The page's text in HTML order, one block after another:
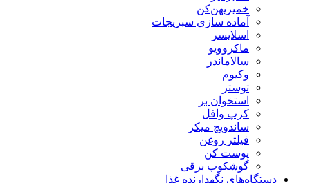
خمیر‌پهن‌کن
آماده سازی سبزیجات
اسلایسر
ماکروویو
سالاماندر
وکیوم
توستر
استخوان بر
کرپ وافل
ساندویچ میکر
فیلتر روغن
پوست کن
گوشکوب برقی
دستگاه‌های نگهدارنده غذا